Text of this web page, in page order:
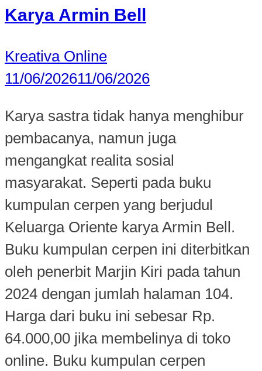
Karya Armin Bell
Kreativa Online
11/06/202611/06/2026
Karya sastra tidak hanya menghibur
pembacanya, namun juga
mengangkat realita sosial
masyarakat. Seperti pada buku
kumpulan cerpen yang berjudul
Keluarga Oriente karya Armin Bell.
Buku kumpulan cerpen ini diterbitkan
oleh penerbit Marjin Kiri pada tahun
2024 dengan jumlah halaman 104.
Harga dari buku ini sebesar Rp.
64.000,00 jika membelinya di toko
online. Buku kumpulan cerpen